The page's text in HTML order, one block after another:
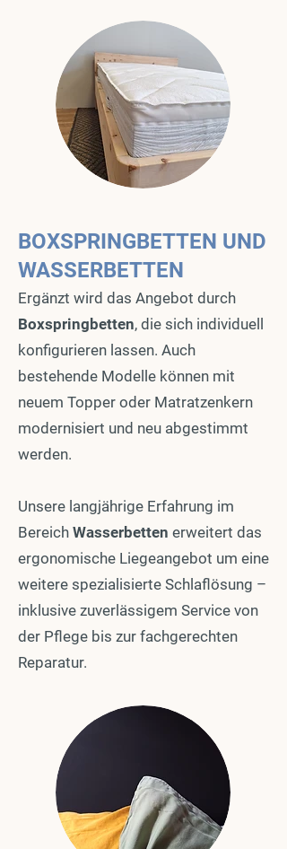
BOXSPRINGBETTEN UND
WASSERBETTEN
Ergänzt wird das Angebot durch
Boxspringbetten, die sich individuell
konfigurieren lassen. Auch
bestehende Modelle können mit
neuem Topper oder Matratzenkern
modernisiert und neu abgestimmt
werden.
Unsere langjährige Erfahrung im
Bereich Wasserbetten erweitert das
ergonomische Liegeangebot um eine
weitere spezialisierte Schlaflösung –
inklusive zuverlässigem Service von
der Pflege bis zur fachgerechten
Reparatur.